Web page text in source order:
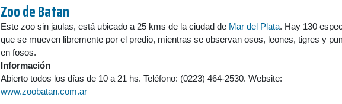
Zoo de Batan
Este zoo sin jaulas, está ubicado a 25 kms de la ciudad de Mar del Plata. Hay 130
que se mueven libremente por el predio, mientras se observan osos, leones, tigres y
en fosos.
Información
Abierto todos los días de 10 a 21 hs. Teléfono: (0223) 464-2530. Website:
www.zoobatan.com.ar